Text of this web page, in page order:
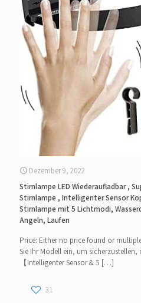
Dezember 9, 2022
Stirnlampe LED Wiederaufladbar ,
Stirnlampe , Intelligenter Sensor
Stirnlampe mit 5 Lichtmodi,
Angeln, Laufen
Price: Either no price found or
Sie Ihr Modell ein, um sicherzustellen,
【Intelligenter Sensor & 5 […]
31